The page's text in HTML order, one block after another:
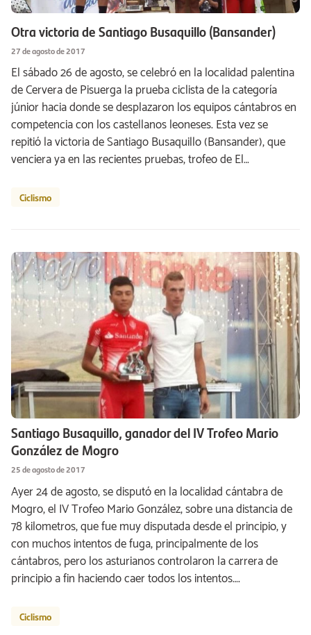
Otra victoria de Santiago Busaquillo (Bansander)
27 de agosto de 2017
El sábado 26 de agosto, se celebró en la localidad palentina
de Cervera de Pisuerga la prueba ciclista de la categoría
júnior hacia donde se desplazaron los equipos cántabros en
competencia con los castellanos leoneses. Esta vez se
repitió la victoria de Santiago Busaquillo (Bansander), que
venciera ya en las recientes pruebas, trofeo de El…
Ciclismo
Santiago Busaquillo, ganador del IV Trofeo Mario
González de Mogro
25 de agosto de 2017
Ayer 24 de agosto, se disputó en la localidad cántabra de
Mogro, el IV Trofeo Mario González, sobre una distancia de
78 kilometros, que fue muy disputada desde el principio, y
con muchos intentos de fuga, principalmente de los
cántabros, pero los asturianos controlaron la carrera de
principio a fin haciendo caer todos los intentos….
Ciclismo